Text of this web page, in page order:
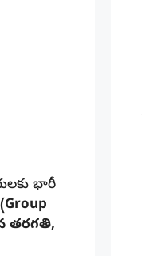
భారీ
తరగతి,